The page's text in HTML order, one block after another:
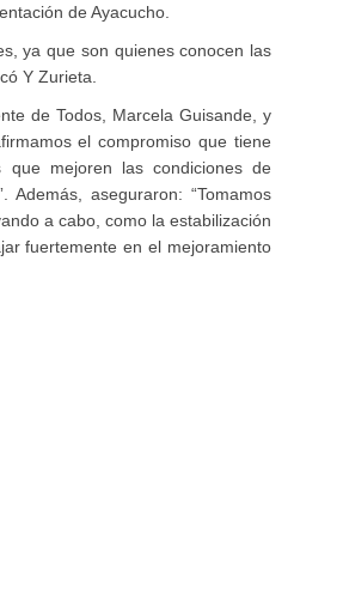
de Ayacucho.
ya que son quienes conocen las
Y Zurieta.
de Todos, Marcela Guisande, y
el compromiso que tiene
mejoren las condiciones de
aseguraron: “Tomamos
a cabo, como la estabilización
fuertemente en el mejoramiento